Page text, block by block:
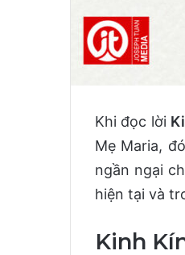
Khi đọc lời
Mẹ Maria,
ngần ngại
hiện tại và
Kinh